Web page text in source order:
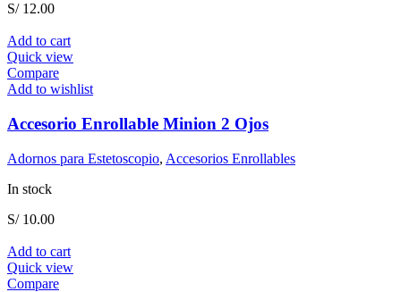
S/12.00
Add to cart
Quick view
Compare
Add to wishlist
Accesorio Enrollable Minion 2 Ojos
Adornos para Estetoscopio, Accesorios Enrollables
In stock
S/10.00
Add to cart
Quick view
Compare